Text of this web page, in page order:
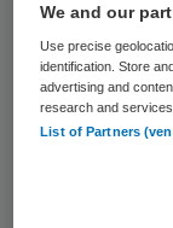
nieuwe cao
akkoord
doet het
problemen
kwaliteit
We and our
Use precise
identification. Store
advertising and
research and services
List of Partners